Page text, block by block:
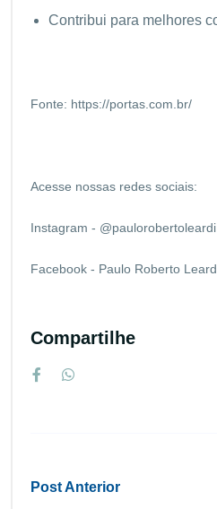
Contribui para melhores
Fonte: https://portas.com.br/
Acesse nossas redes sociais:
Instagram - @paulorobertoleardi
Facebook - Paulo Roberto
Compartilhe
Post Anterior